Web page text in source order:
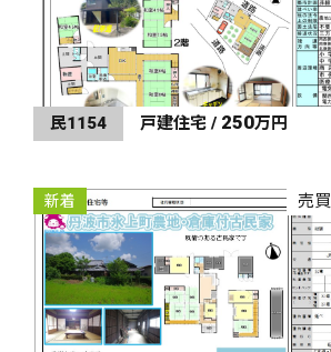
民1154 戸建住宅 / 250万円
新着 売買